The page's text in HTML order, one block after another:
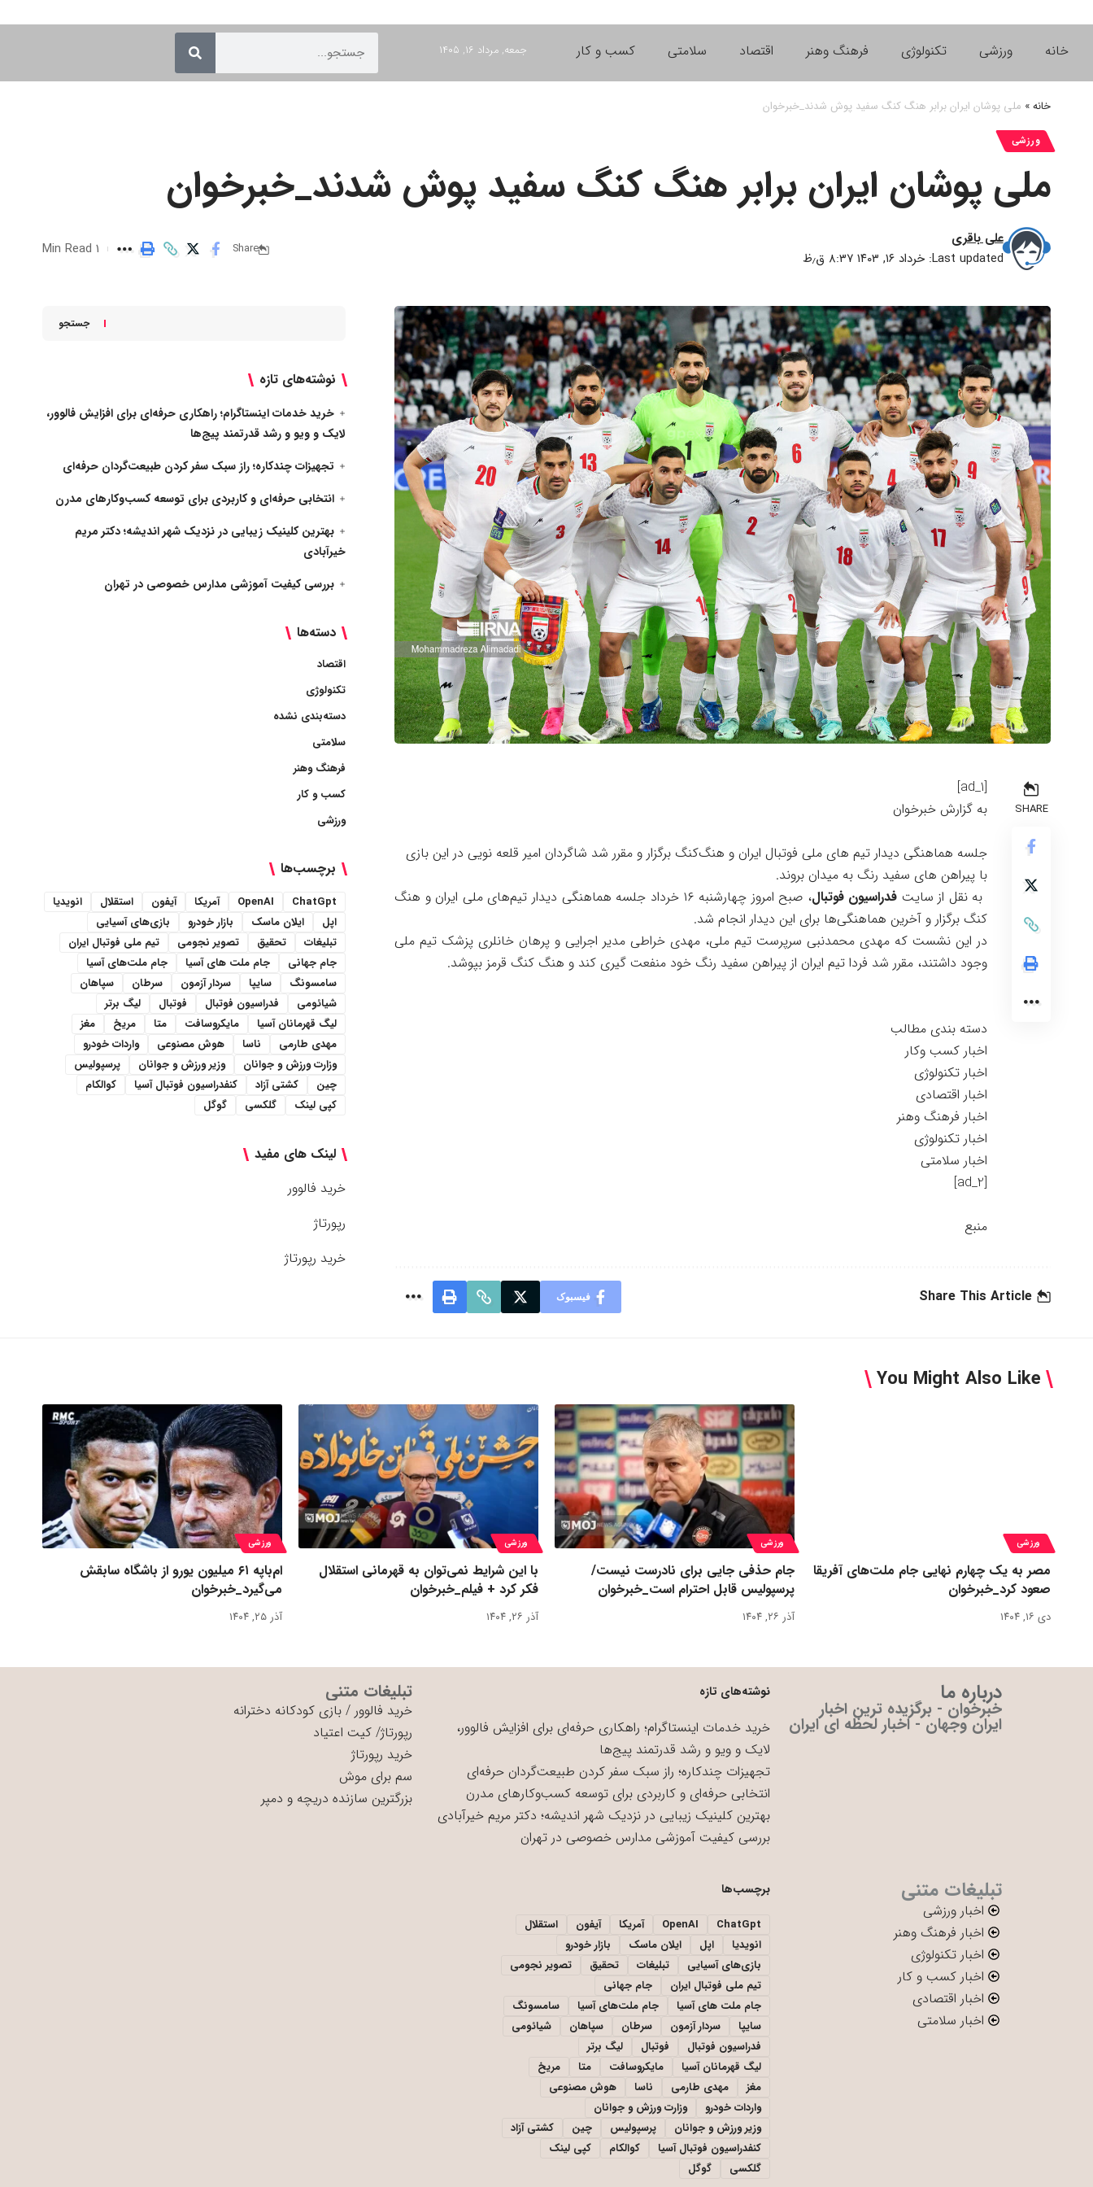
خانه ورزشی تکنولوژی فرهنگ وهنر اقتصاد سلامتی کسب و کار جمعه, مرداد ۱۶, ۱۴۰۵
خانه» ملی پوشان ایران برابر هنگ کنگ سفید پوش شدند_خبرخوان
ورزشی
ملی پوشان ایران برابر هنگ کنگ سفید پوش شدند_خبرخوان
Last updated: خرداد ۱۶, ۱۴۰۳ ۸:۳۷ ق٫ظ
علی باقری
Share
1 Min Read
SHARE
[ad_1]
به گزارش خبرخوان
جلسه هماهنگی دیدار تیم های ملی فوتبال ایران و هنگ‌کنگ برگزار و مقرر شد شاگردان امیر قلعه نویی در این بازی
با پیراهن های سفید رنگ به میدان بروند.
به نقل از سایت فدراسیون فوتبال
، صبح امروز چهارشنبه ۱۶ خرداد جلسه هماهنگی دیدار تیم‌های ملی ایران و هنگ
کنگ برگزار و آخرین هماهنگی‌ها برای این دیدار انجام شد.
در این نشست که مهدی محمدنبی سرپرست تیم ملی، مهدی خراطی مدیر اجرایی و پرهان خانلری پزشک تیم ملی
وجود داشتند، مقرر شد فردا تیم ایران از پیراهن سفید رنگ خود منفعت گیری کند و هنگ کنگ قرمز بپوشد.
دسته بندی مطالب
اخبار کسب وکار
اخبار تکنولوژی
اخبار اقتصادی
اخبار فرهنگ وهنر
اخبار تکنولوژی
اخبار سلامتی
[ad_2]
منبع
Share This Article فیسبوک
جستجو
نوشته‌های تازه
خرید خدمات اینستاگرام؛ راهکاری حرفه‌ای برای افزایش فالوور،
لایک و ویو و رشد قدرتمند پیج‌ها
تجهیزات چندکاره؛ راز سبک سفر کردن طبیعت‌گردان حرفه‌ای
انتخابی حرفه‌ای و کاربردی برای توسعه کسب‌وکارهای مدرن
بهترین کلینیک زیبایی در نزدیک شهر اندیشه؛ دکتر مریم
خیرآبادی
بررسی کیفیت آموزشی مدارس خصوصی در تهران
دسته‌ها
اقتصاد
تکنولوژی
دسته‌بندی نشده
سلامتی
فرهنگ وهنر
کسب و کار
ورزشی
برچسب‌ها
ChatGpt
OpenAI آمریکا آیفون استقلال
انویدیا
اپل
ایلان ماسک بازار خودرو
بازی‌های آسیایی
تبلیغات
تحقیق تصویر نجومی
تیم ملی فوتبال ایران
جام جهانی
جام ملت های آسیا
جام ملت‌های آسیا
سامسونگ
سایپا سردار آزمون سرطان
سپاهان
شیائومی
فدراسیون فوتبال فوتبال
لیگ برتر
لیگ قهرمانان آسیا
مایکروسافت متا مریخ
مغز
مهدی طارمی
ناسا هوش مصنوعی
واردات خودرو
وزارت ورزش و جوانان
وزیر ورزش و جوانان
پرسپولیس
چین
کشتی آزاد کنفدراسیون فوتبال آسیا
کوالکام
کپی لینک
گلکسی گوگل
لینک های مفید
خرید فالوور
رپورتاژ
خرید رپورتاژ
You Might Also Like
ورزشی
مصر به یک چهارم نهایی جام ملت‌های آفریقا
صعود کرد_خبرخوان
دی ۱۶, ۱۴۰۴
ورزشی
جام حذفی جایی برای نادرست نیست/
پرسپولیس قابل احترام است_خبرخوان
آذر ۲۶, ۱۴۰۴
ورزشی
با این شرایط نمی‌توان به قهرمانی استقلال
فکر کرد + فیلم_خبرخوان
آذر ۲۶, ۱۴۰۴
ورزشی
ام‌باپه ۶۱ میلیون یورو از باشگاه سابقش
می‌گیرد_خبرخوان
آذر ۲۵, ۱۴۰۴
درباره ما
خبرخوان - برگزیده ترین اخبار
ایران وجهان - اخبار لحظه ای ایران
نوشته‌های تازه
خرید خدمات اینستاگرام؛ راهکاری حرفه‌ای برای افزایش فالوور،
لایک و ویو و رشد قدرتمند پیج‌ها
تجهیزات چندکاره؛ راز سبک سفر کردن طبیعت‌گردان حرفه‌ای
انتخابی حرفه‌ای و کاربردی برای توسعه کسب‌وکارهای مدرن
بهترین کلینیک زیبایی در نزدیک شهر اندیشه؛ دکتر مریم خیرآبادی
بررسی کیفیت آموزشی مدارس خصوصی در تهران
تبلیغات متنی
خرید فالوور /بازی کودکانه دخترانه
رپورتاژ/کیت اعتیاد
خرید رپورتاژ
سم برای موش
بزرگترین سازنده دریچه و دمپر
تبلیغات متنی
اخبار ورزشی
اخبار فرهنگ وهنر
اخبار تکنولوژی
اخبار کسب و کار
اخبار اقتصادی
اخبار سلامتی
برچسب‌ها
ChatGpt
OpenAI آمریکا آیفون
استقلال
انویدیا
اپل ایلان ماسک
بازار خودرو
بازی‌های آسیایی
تبلیغات تحقیق
تصویر نجومی
تیم ملی فوتبال ایران
جام جهانی
جام ملت های آسیا
جام ملت‌های آسیا
سامسونگ
سایپا
سردار آزمون سرطان سپاهان
شیائومی
فدراسیون فوتبال
فوتبال
لیگ برتر
لیگ قهرمانان آسیا
مایکروسافت متا
مریخ
مغز
مهدی طارمی ناسا
هوش مصنوعی
واردات خودرو
وزارت ورزش و جوانان
وزیر ورزش و جوانان
پرسپولیس چین
کشتی آزاد
کنفدراسیون فوتبال آسیا
کوالکام
کپی لینک
گلکسی
گوگل